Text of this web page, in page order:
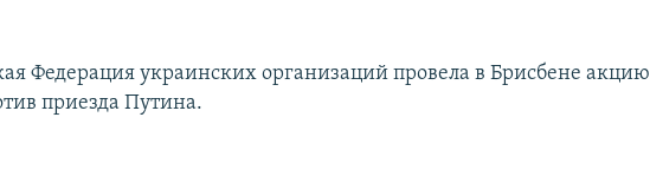
Федерация украинских организаций провела в Брисбене акцию
приезда Путина.